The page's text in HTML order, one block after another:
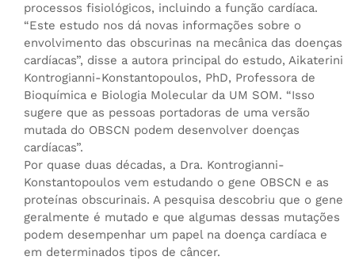
processos fisiológicos, incluindo a função cardíaca.
“Este estudo nos dá novas informações sobre o
envolvimento das obscurinas na mecânica das doenças
cardíacas”, disse a autora principal do estudo, Aikaterini
Kontrogianni-Konstantopoulos, PhD, Professora de
Bioquímica e Biologia Molecular da UM SOM. “Isso
sugere que as pessoas portadoras de uma versão
mutada do OBSCN podem desenvolver doenças
cardíacas”.
Por quase duas décadas, a Dra. Kontrogianni-
Konstantopoulos vem estudando o gene OBSCN e as
proteínas obscurinais. A pesquisa descobriu que o gene
geralmente é mutado e que algumas dessas mutações
podem desempenhar um papel na doença cardíaca e
em determinados tipos de câncer.